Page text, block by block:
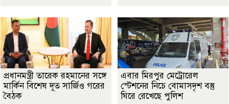
প্রধানমন্ত্রী তারেক রহমানের সঙ্গে
মার্কিন বিশেষ দূত সার্জিও গরের
বৈঠক
এবার মিরপুর মেট্রোরেল
স্টেশনের নিচে বোমাসদৃশ বস্তু
ঘিরে রেখেছে পুলিশ